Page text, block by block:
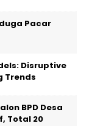
Pacar
Disruptive
Trends
BPD Desa
Total 20